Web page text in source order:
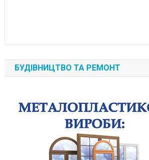
БУДІВНИЦТВО ТА РЕМОНТ